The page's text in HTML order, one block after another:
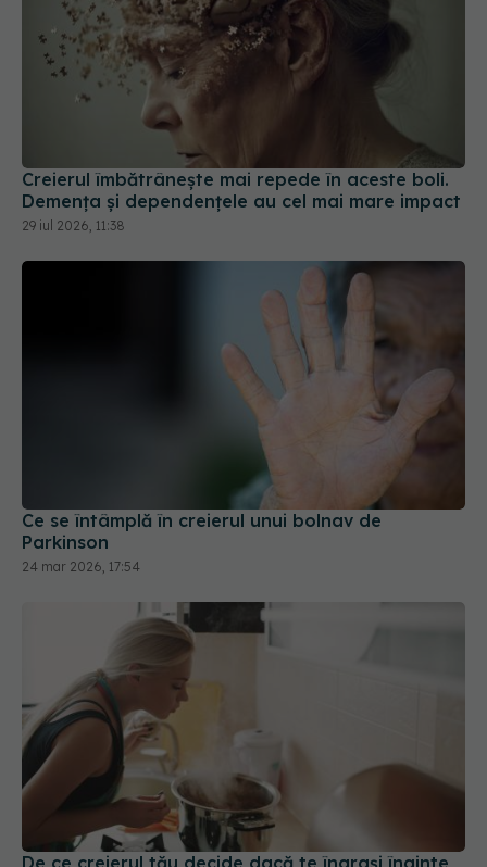
Creierul îmbătrânește mai repede în aceste boli.
Demența și dependențele au cel mai mare impact
Ce se întâmplă în creierul unui bolnav de
De ce creierul tău decide dacă te îngrași înainte
de prima înghițitură
10 iun 2026, 12:20